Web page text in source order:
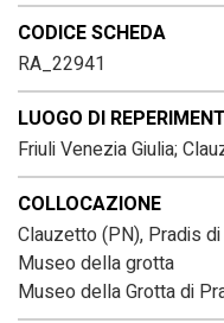
CODICE SCHEDA
RA_22941
LUOGO DI
Friuli Venezia Giulia;
COLLOCAZIONE
Clauzetto (PN), Pradis
Museo della grotta
Museo della Grotta di